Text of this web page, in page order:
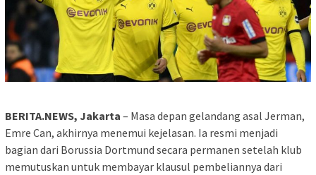
BERITA.NEWS, Jakarta – Masa depan gelandang asal Jerman,
Emre Can, akhirnya menemui kejelasan. Ia resmi menjadi
bagian dari Borussia Dortmund secara permanen setelah klub
memutuskan untuk membayar klausul pembeliannya dari